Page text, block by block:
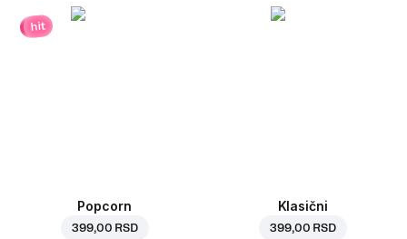
hit
Popcorn
399,00 RSD
Klasični
399,00 RSD